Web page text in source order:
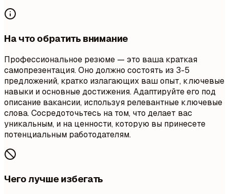
На что обратить внимание
Профессиональное резюме — это ваша краткая
самопрезентация. Оно должно состоять из 3-5
предложений, кратко излагающих ваш опыт, ключевые
навыки и основные достижения. Адаптируйте его под
описание вакансии, используя релевантные ключевые
слова. Сосредоточьтесь на том, что делает вас
уникальным, и на ценности, которую вы принесете
потенциальным работодателям.
Чего лучше избегать